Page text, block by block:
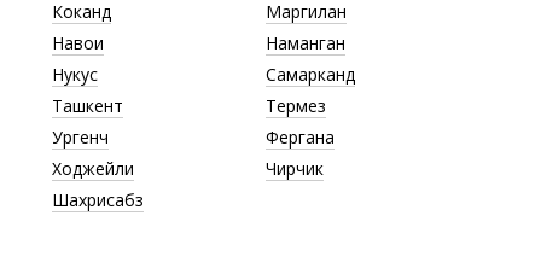
Коканд
Маргилан
Навои
Наманган
Нукус
Самарканд
Ташкент
Термез
Ургенч
Фергана
Ходжейли
Чирчик
Шахрисабз